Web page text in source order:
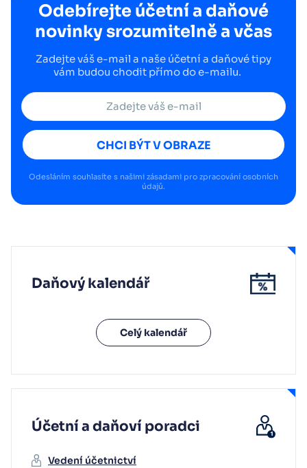
Odebírejte účetní a daňové
novinky srozumitelně a včas
Zadejte váš e-mail a naše účetní a daňové tipy
vám budou chodit přímo do e-mailu.
CHCI BÝT V OBRAZE
Odesláním souhlasíte s našimi zásadami pro zpracování osobních
údajů.
Daňový kalendář
Celý kalendář
Účetní a daňoví poradci
Vedení účetnictví